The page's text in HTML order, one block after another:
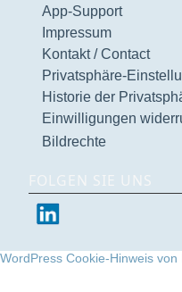
App-Support
Impressum
Kontakt / Contact
Privatsphäre-
Historie der
Einwilligungen
Bildrechte
FOLGEN SIE UNS
WordPress Cookie-Hinweis